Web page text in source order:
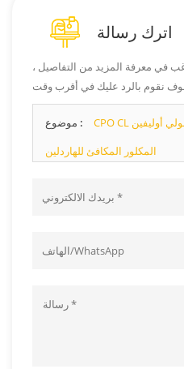
اترك رسالة
في معرفة المزيد من التفاصيل ،
نقوم بالرد عليك في أقرب وقت
ممكن.
موضوع :
CPO CL معزز الالتصاق المعدل راتنج البولي أوليفين
المكلور المكافئ للهاردلين